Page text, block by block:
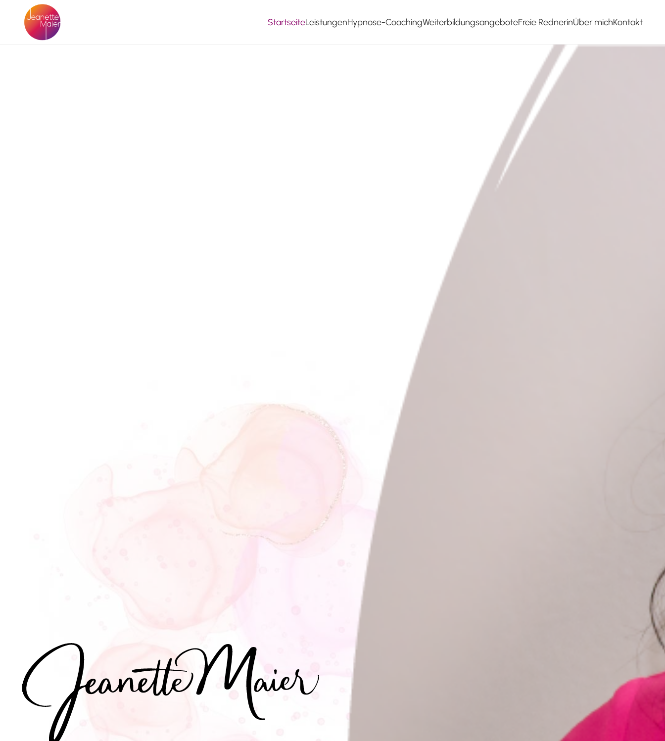
StartseiteLeistungenHypnose-CoachingWeiterbildungsangeboteFreie RednerinÜber michKontakt